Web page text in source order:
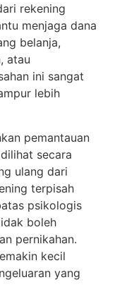
rekening
menjaga dana
belanja,
atau
ini sangat
lebih
pemantauan
secara
ulang dari
terpisah
psikologis
boleh
pernikahan.
kecil
yang